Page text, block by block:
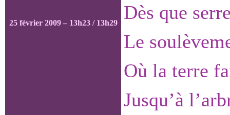
25 février 2009 – 13h23 / 13h29
Dès que
Le
Où la terre
Jusqu’à